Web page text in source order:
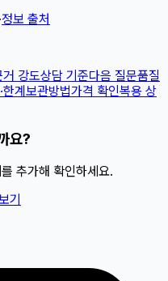
·정보 출처
거 강도상담 기준다음 질문품질
계 보관방법가격 확인복용 상
요?
추가해 확인하세요.
기